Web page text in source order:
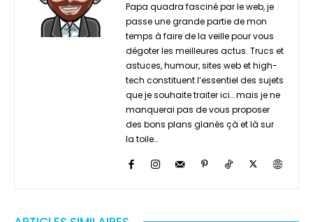
Papa quadra fasciné par le web, je
passe une grande partie de mon
temps à faire de la veille pour vous
dégoter les meilleures actus. Trucs et
astuces, humour, sites web et high-
tech constituent l’essentiel des sujets
que je souhaite traiter ici… mais je ne
manquerai pas de vous proposer
des bons plans glanés çà et là sur
la toile…